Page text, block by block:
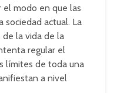
modo en que las
sociedad actual. La
la vida de la
regular el
límites de toda una
a nivel